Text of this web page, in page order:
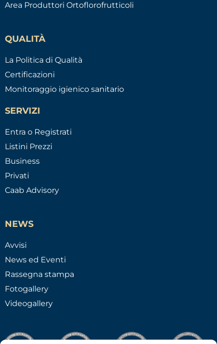
Area Produttori Ortoflorofrutticoli
QUALITÀ
La Politica di Qualità
Certificazioni
Monitoraggio igienico sanitario
SERVIZI
Entra o Registrati
Listini Prezzi
Business
Privati
Caab Advisory
NEWS
Avvisi
News ed Eventi
Rassegna stampa
Fotogallery
Videogallery